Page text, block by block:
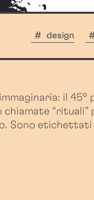
design
il 45°
“rituali”
Sono etichettati